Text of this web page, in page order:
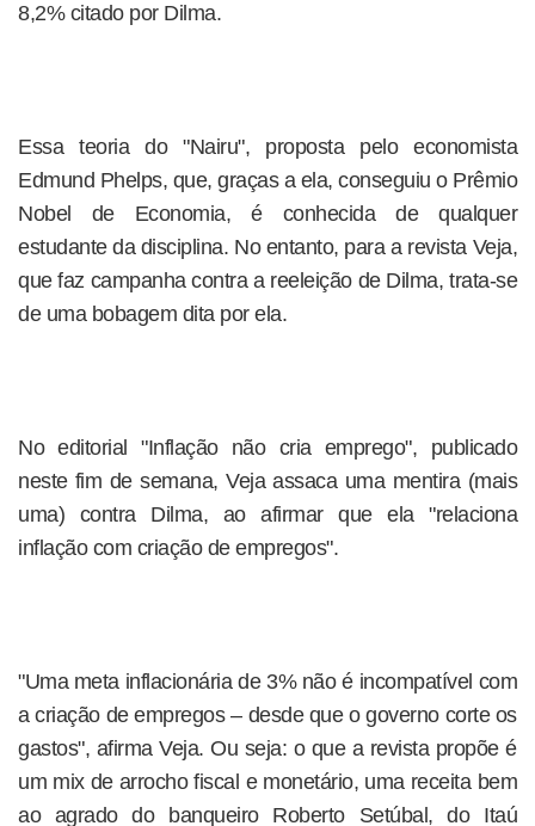
8,2% citado por Dilma.
Essa teoria do "Nairu", proposta pelo economista
Edmund Phelps, que, graças a ela, conseguiu o Prêmio
Nobel de Economia, é conhecida de qualquer
estudante da disciplina. No entanto, para a revista Veja,
que faz campanha contra a reeleição de Dilma, trata-se
de uma bobagem dita por ela.
No editorial "Inflação não cria emprego", publicado
neste fim de semana, Veja assaca uma mentira (mais
uma) contra Dilma, ao afirmar que ela "relaciona
inflação com criação de empregos".
"Uma meta inflacionária de 3% não é incompatível com
a criação de empregos – desde que o governo corte os
gastos", afirma Veja. Ou seja: o que a revista propõe é
um mix de arrocho fiscal e monetário, uma receita bem
ao agrado do banqueiro Roberto Setúbal, do Itaú